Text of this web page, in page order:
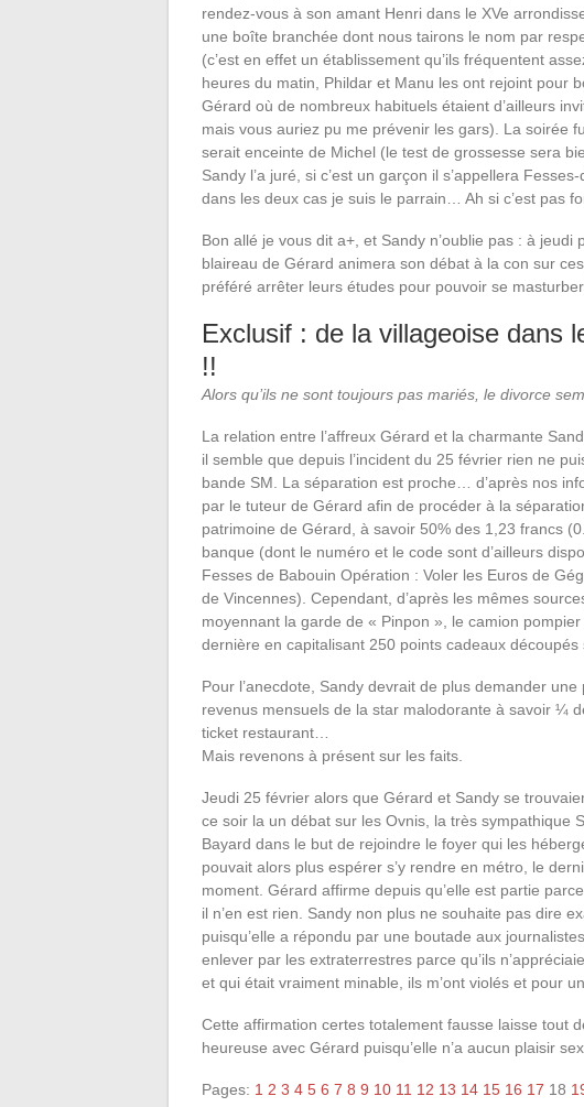
rendez-vous à son amant Henri dans le XVe
une boîte branchée dont nous tairons le nom par
(c’est en effet un établissement qu’ils fréquentent
heures du matin, Phildar et Manu les ont rejoint pour
Gérard où de nombreux habituels étaient d’ailleurs
mais vous auriez pu me prévenir les gars). La soirée
serait enceinte de Michel (le test de grossesse sera
Sandy l’a juré, si c’est un garçon il s’appellera
dans les deux cas je suis le parrain… Ah si c’est pas
Bon allé je vous dit a+, et Sandy n’oublie pas : à
blaireau de Gérard animera son débat à la con sur
préféré arrêter leurs études pour pouvoir se masturber
Exclusif : de la villageoise dans
!!
Alors qu’ils ne sont toujours pas mariés, le divorce
La relation entre l’affreux Gérard et la charmante
il semble que depuis l’incident du 25 février rien ne
bande SM. La séparation est proche… d’après nos
par le tuteur de Gérard afin de procéder à la
patrimoine de Gérard, à savoir 50% des 1,23 francs
banque (dont le numéro et le code sont d’ailleurs
Fesses de Babouin Opération : Voler les Euros de
de Vincennes). Cependant, d’après les mêmes
moyennant la garde de « Pinpon », le camion pompier
dernière en capitalisant 250 points cadeaux
Pour l’anecdote, Sandy devrait de plus demander
revenus mensuels de la star malodorante à savoir ¼
ticket restaurant…
Mais revenons à présent sur les faits.
Jeudi 25 février alors que Gérard et Sandy se
ce soir la un débat sur les Ovnis, la très sympathique
Bayard dans le but de rejoindre le foyer qui les
pouvait alors plus espérer s’y rendre en métro, le
moment. Gérard affirme depuis qu’elle est partie
il n’en est rien. Sandy non plus ne souhaite pas dire
puisqu’elle a répondu par une boutade aux
enlever par les extraterrestres parce qu’ils
et qui était vraiment minable, ils m’ont violés et pour
Cette affirmation certes totalement fausse laisse tout
heureuse avec Gérard puisqu’elle n’a aucun plaisir
Pages: 1 2 3 4 5 6 7 8 9 10 11 12 13 14 15 16 17 18